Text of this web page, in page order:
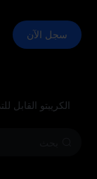
سجل الآن
الكريبتو القابل